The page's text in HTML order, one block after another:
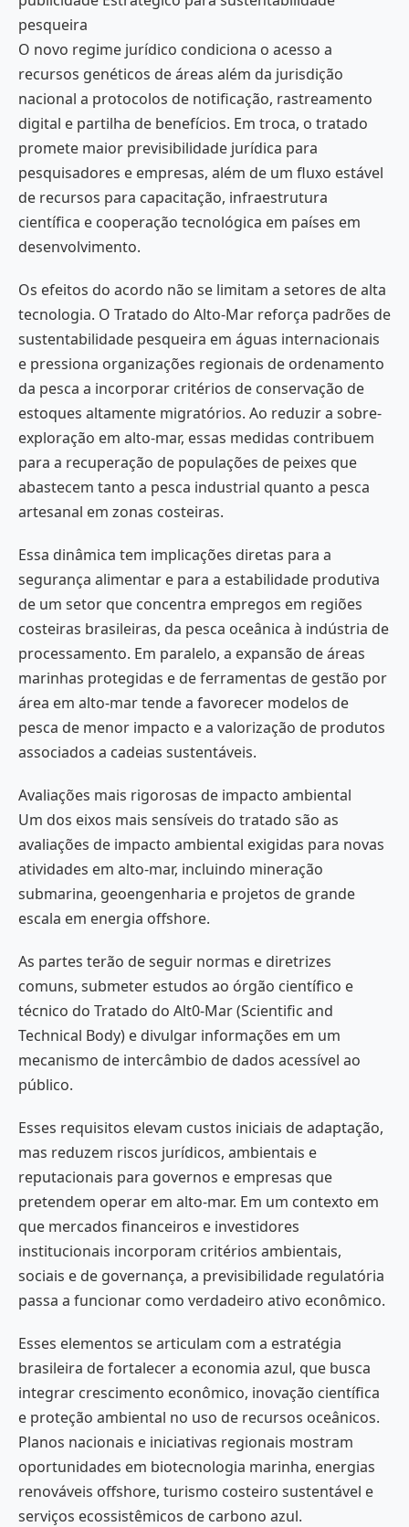
pesqueira
O novo regime jurídico condiciona o acesso a
recursos genéticos de áreas além da jurisdição
nacional a protocolos de notificação, rastreamento
digital e partilha de benefícios. Em troca, o tratado
promete maior previsibilidade jurídica para
pesquisadores e empresas, além de um fluxo estável
de recursos para capacitação, infraestrutura
científica e cooperação tecnológica em países em
desenvolvimento.
Os efeitos do acordo não se limitam a setores de alta
tecnologia. O Tratado do Alto-Mar reforça padrões de
sustentabilidade pesqueira em águas internacionais
e pressiona organizações regionais de ordenamento
da pesca a incorporar critérios de conservação de
estoques altamente migratórios. Ao reduzir a sobre-
exploração em alto-mar, essas medidas contribuem
para a recuperação de populações de peixes que
abastecem tanto a pesca industrial quanto a pesca
artesanal em zonas costeiras.
Essa dinâmica tem implicações diretas para a
segurança alimentar e para a estabilidade produtiva
de um setor que concentra empregos em regiões
costeiras brasileiras, da pesca oceânica à indústria de
processamento. Em paralelo, a expansão de áreas
marinhas protegidas e de ferramentas de gestão por
área em alto-mar tende a favorecer modelos de
pesca de menor impacto e a valorização de produtos
associados a cadeias sustentáveis.
Avaliações mais rigorosas de impacto ambiental
Um dos eixos mais sensíveis do tratado são as
avaliações de impacto ambiental exigidas para novas
atividades em alto-mar, incluindo mineração
submarina, geoengenharia e projetos de grande
escala em energia offshore.
As partes terão de seguir normas e diretrizes
comuns, submeter estudos ao órgão científico e
técnico do Tratado do Alt0-Mar (Scientific and
Technical Body) e divulgar informações em um
mecanismo de intercâmbio de dados acessível ao
público.
Esses requisitos elevam custos iniciais de adaptação,
mas reduzem riscos jurídicos, ambientais e
reputacionais para governos e empresas que
pretendem operar em alto-mar. Em um contexto em
que mercados financeiros e investidores
institucionais incorporam critérios ambientais,
sociais e de governança, a previsibilidade regulatória
passa a funcionar como verdadeiro ativo econômico.
Esses elementos se articulam com a estratégia
brasileira de fortalecer a economia azul, que busca
integrar crescimento econômico, inovação científica
e proteção ambiental no uso de recursos oceânicos.
Planos nacionais e iniciativas regionais mostram
oportunidades em biotecnologia marinha, energias
renováveis offshore, turismo costeiro sustentável e
serviços ecossistêmicos de carbono azul.